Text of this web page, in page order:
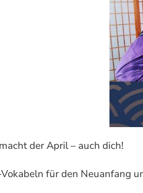
der April – auch dich!
für den Neuanfang